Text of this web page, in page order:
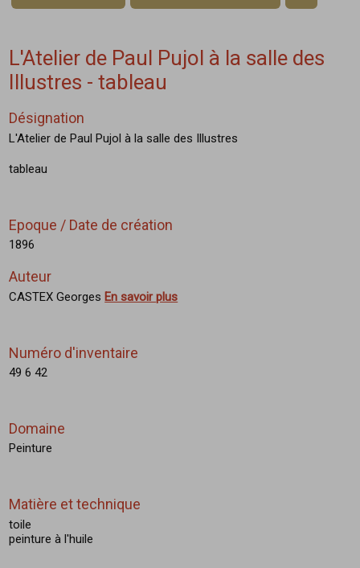
L'Atelier de Paul Pujol à la salle des
Illustres - tableau
Désignation
L'Atelier de Paul Pujol à la salle des Illustres
tableau
Epoque / Date de création
1896
Auteur
CASTEX Georges En savoir plus
Numéro d'inventaire
49 6 42
Domaine
Peinture
Matière et technique
toile
peinture à l'huile